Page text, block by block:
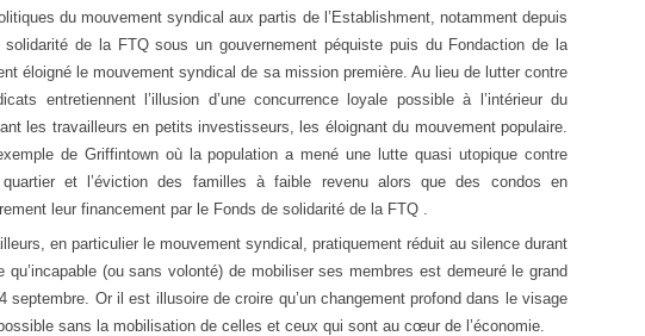
du mouvement syndical aux partis de l’Establishment, notamment depuis
de la FTQ sous un gouvernement péquiste puis du Fondaction de la
éloigné le mouvement syndical de sa mission première. Au lieu de lutter contre
entretiennent l’illusion d’une concurrence loyale possible à l’intérieur du
les travailleurs en petits investisseurs, les éloignant du mouvement populaire.
de Griffintown où la population a mené une lutte quasi utopique contre
quartier et l’éviction des familles à faible revenu alors que des condos en
leur financement par le Fonds de solidarité de la FTQ .
en particulier le mouvement syndical, pratiquement réduit au silence durant
qu’incapable (ou sans volonté) de mobiliser ses membres est demeuré le grand
septembre. Or il est illusoire de croire qu’un changement profond dans le visage
sans la mobilisation de celles et ceux qui sont au cœur de l’économie.